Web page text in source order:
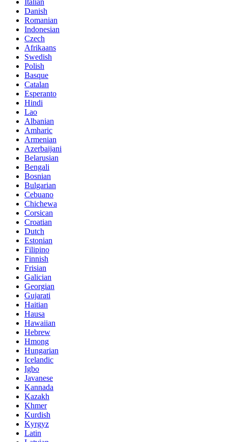
Italian
Danish
Romanian
Indonesian
Czech
Afrikaans
Swedish
Polish
Basque
Catalan
Esperanto
Hindi
Lao
Albanian
Amharic
Armenian
Azerbaijani
Belarusian
Bengali
Bosnian
Bulgarian
Cebuano
Chichewa
Corsican
Croatian
Dutch
Estonian
Filipino
Finnish
Frisian
Galician
Georgian
Gujarati
Haitian
Hausa
Hawaiian
Hebrew
Hmong
Hungarian
Icelandic
Igbo
Javanese
Kannada
Kazakh
Khmer
Kurdish
Kyrgyz
Latin